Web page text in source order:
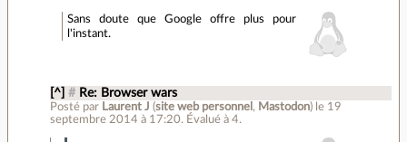
Sans doute que Google offre plus pour
l'instant.
[^] # Re: Browser wars
Posté par Laurent J (site web personnel , Mastodon) le 19
septembre 2014 à 17:20. Évalué à4.